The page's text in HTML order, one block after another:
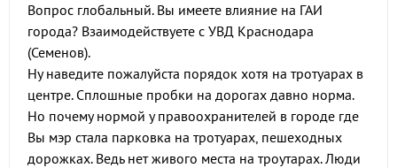
Вопрос глобальный. Вы имеете влияние на ГАИ
города? Взаимодействуете с УВД Краснодара
(Семенов).
Ну наведите пожалуйста порядок хотя на тротуарах в
центре. Сплошные пробки на дорогах давно норма.
Но почему нормой у правоохранителей в городе где
Вы мэр стала парковка на тротуарах, пешеходных
дорожках. Ведь нет живого места на троутарах. Люди